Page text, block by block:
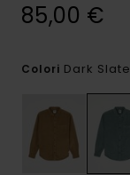
85,00 €
Colori Dark Slate